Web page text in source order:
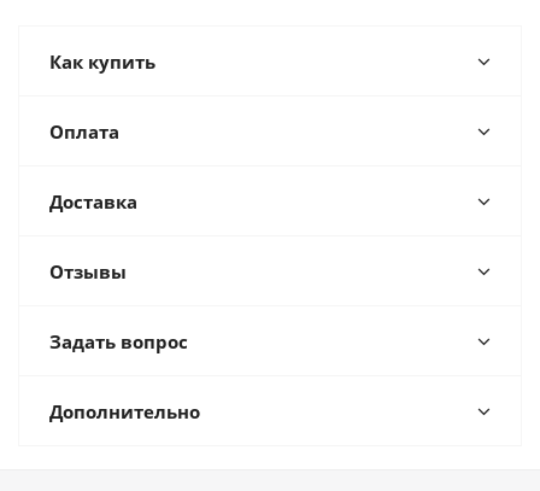
Как купить
Оплата
Доставка
Отзывы
Задать вопрос
Дополнительно